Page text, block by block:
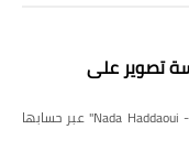
تصوير على
هيت بلادي : نشرت الفنانة المغربية "ندى هداوي - Nada Haddaoui" عبر حسابها